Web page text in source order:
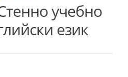
учебно
език